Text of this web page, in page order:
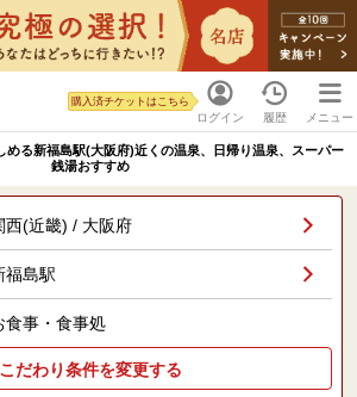
ログイン
購入済チケットはこちら
履歴 メニュー
める新福島駅(大阪府)近くの温泉、日帰り温泉、スーパー
銭湯おすすめ
西(近畿) / 大阪府
福島駅
食事・食事処
こだわり条件を変更する